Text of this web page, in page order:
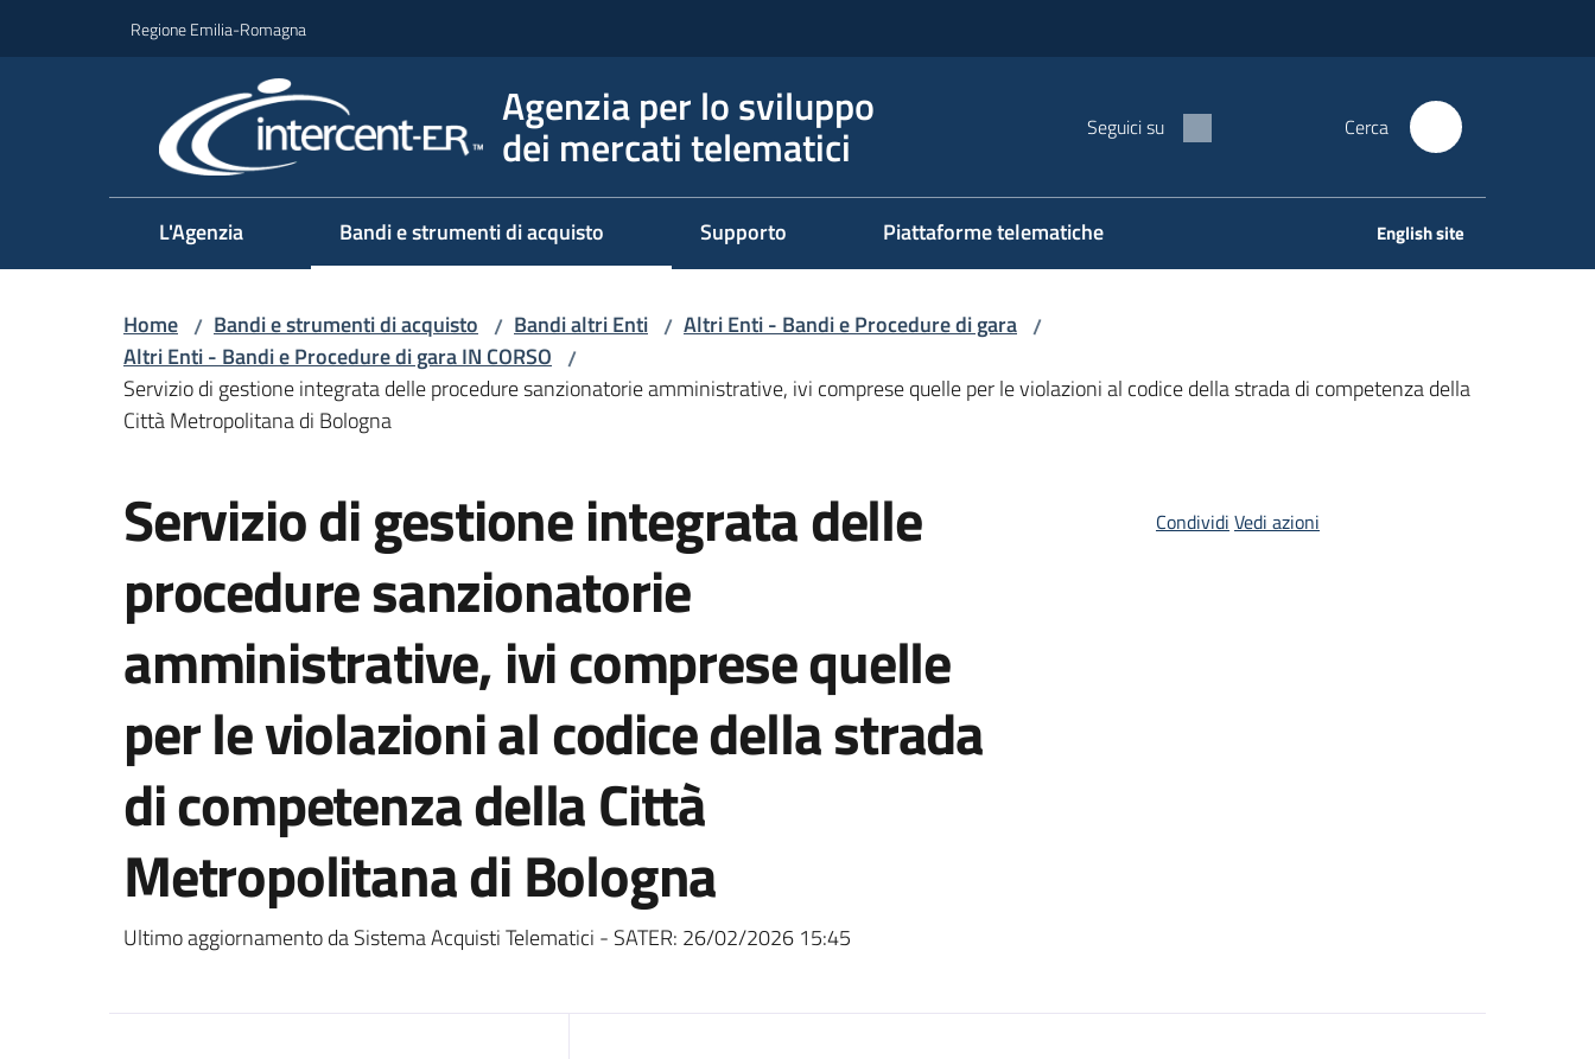
Regione Emilia-Romagna
Agenzia per lo sviluppo
dei mercati telematici Seguici su Cerca
L'Agenzia Bandi e strumenti di acquisto Supporto Piattaforme telematiche English site
Home / Bandi e strumenti di acquisto / Bandi altri Enti / Altri Enti - Bandi e Procedure di gara /
Altri Enti - Bandi e Procedure di gara IN CORSO /
Servizio di gestione integrata delle procedure sanzionatorie amministrative, ivi comprese quelle per le violazioni al codice della strada di competenza della
Città Metropolitana di Bologna
Servizio di gestione integrata delle
procedure sanzionatorie
amministrative, ivi comprese quelle
per le violazioni al codice della strada
di competenza della Città
Metropolitana di Bologna
Ultimo aggiornamento da Sistema Acquisti Telematici - SATER: 26/02/2026 15:45
Condividi Vedi azioni